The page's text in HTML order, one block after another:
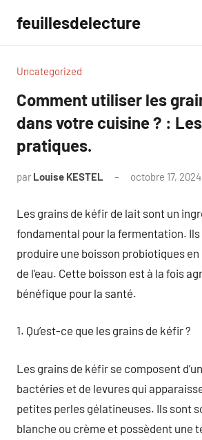
contenu
feuillesdelecture
Uncategorized
Comment utiliser les
dans votre cuisine ? :
pratiques.
par Louise KESTEL octobre 17, 2024
Les grains de kéfir de lait sont un
fondamental pour la fermentation.
produire une boisson probiotiques
de l’eau. Cette boisson est à la fois
bénéfique pour la santé.
1. Qu’est-ce que les grains de kéfir ?
Les grains de kéfir se composent
bactéries et de levures qui
petites perles gélatineuses. Ils sont
blanche ou crème et possèdent une